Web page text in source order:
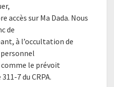
accès sur Ma Dada. Nous
de
à l’occultation de
le prévoit
7 du CRPA.